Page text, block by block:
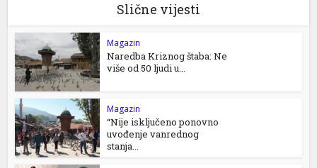
Slične vijesti
Magazin
Naredba Kriznog štaba: Ne
više od 50 ljudi u...
Magazin
“Nije isključeno ponovno
uvođenje vanrednog
stanja...